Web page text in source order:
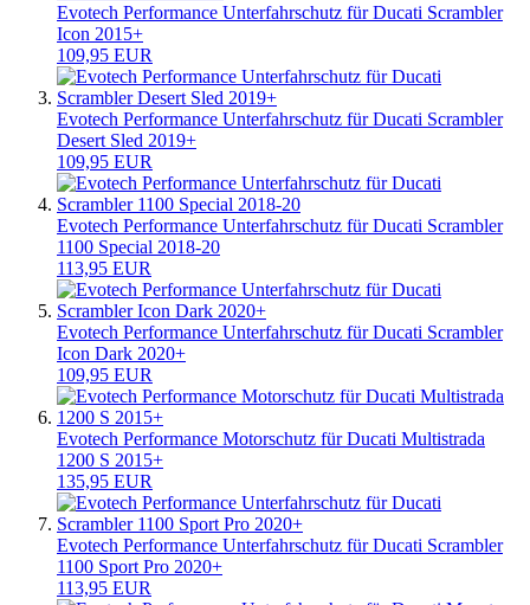
Evotech Performance Unterfahrschutz für Ducati Scrambler
Icon 2015+
109,95 EUR
Evotech Performance Unterfahrschutz für Ducati Scrambler
Desert Sled 2019+
109,95 EUR
Evotech Performance Unterfahrschutz für Ducati Scrambler
1100 Special 2018-20
113,95 EUR
Evotech Performance Unterfahrschutz für Ducati Scrambler
Icon Dark 2020+
109,95 EUR
Evotech Performance Motorschutz für Ducati Multistrada
1200 S 2015+
135,95 EUR
Evotech Performance Unterfahrschutz für Ducati Scrambler
1100 Sport Pro 2020+
113,95 EUR